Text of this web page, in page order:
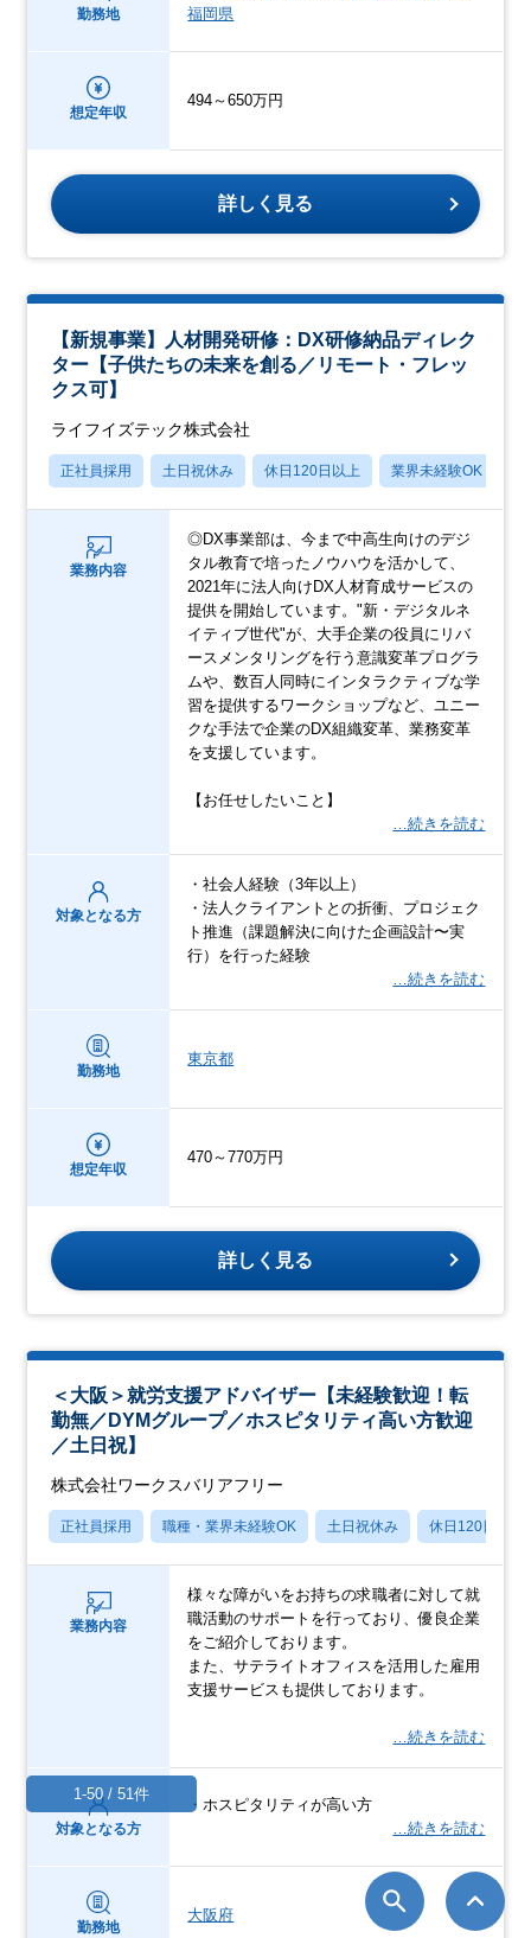
勤務地
福岡県
想定年収
494～650万円
詳しく見る
【新規事業】人材開発研修：DX研修納品ディレク
ター【子供たちの未来を創る／リモート・フレッ
クス可】
ライフイズテック株式会社
正社員採用 土日祝休み 休日120日以上 業界未経験OK
業務内容
◎DX事業部は、今まで中高生向けのデジ
タル教育で培ったノウハウを活かして、
2021年に法人向けDX人材育成サービスの
提供を開始しています。"新・デジタルネ
イティブ世代"が、大手企業の役員にリバ
ースメンタリングを行う意識変革プログラ
ムや、数百人同時にインタラクティブな学
習を提供するワークショップなど、ユニー
クな手法で企業のDX組織変革、業務変革
を支援しています。
【お任せしたいこと】
…続きを読む
対象となる方
・社会人経験（3年以上）
・法人クライアントとの折衝、プロジェク
ト推進（課題解決に向けた企画設計〜実
行）を行った経験
…続きを読む
勤務地
東京都
想定年収
470～770万円
詳しく見る
＜大阪＞就労支援アドバイザー【未経験歓迎！転
勤無／DYMグループ／ホスピタリティ高い方歓迎
／土日祝】
株式会社ワークスバリアフリー
正社員採用 職種・業界未経験OK 土日祝休み 休日120日以上
業務内容
様々な障がいをお持ちの求職者に対して就
職活動のサポートを行っており、優良企業
をご紹介しております。
また、サテライトオフィスを活用した雇用
支援サービスも提供しております。
…続きを読む
対象となる方
・ホスピタリティが高い方
…続きを読む
勤務地
大阪府
1-50 / 51件